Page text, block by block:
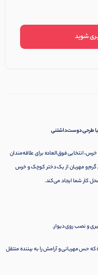
شوید
دختر نیکت و خرس، انتخابی فوق‌العاده برای علاقه‌مندان
گرم و مهربان از یک دختر کوچک و خرس
کار شما ایجاد می‌کند.
حس مهربانی و آرامش را به بیننده منتقل